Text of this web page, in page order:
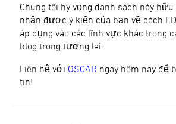
Chúng tôi hy vọng danh sách này
nhận được ý kiến của bạn về cách
áp dụng vào các lĩnh vực khác trong
blog trong tương lai.
Liên hệ với OSCAR ngay hôm nay để
tin!